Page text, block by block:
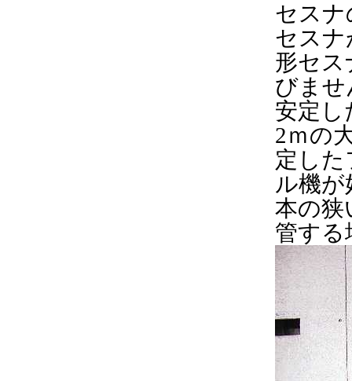
セスナ
セスナ
形セス
びませ
安定し
2ｍの
定し
ル機
本の狭
管する